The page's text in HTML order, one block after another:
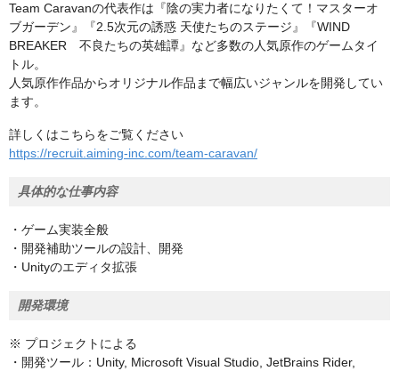
Team Caravanの代表作は『陰の実力者になりたくて！マスターオ
ブガーデン』『2.5次元の誘惑 天使たちのステージ』『WIND
BREAKER 不良たちの英雄譚』など多数の人気原作のゲームタイ
トル。
人気原作作品からオリジナル作品まで幅広いジャンルを開発してい
ます。
詳しくはこちらをご覧ください
https://recruit.aiming-inc.com/team-caravan/
具体的な仕事内容
・ゲーム実装全般
・開発補助ツールの設計、開発
・Unityのエディタ拡張
開発環境
※ プロジェクトによる
・開発ツール：Unity, Microsoft Visual Studio, JetBrains Rider,